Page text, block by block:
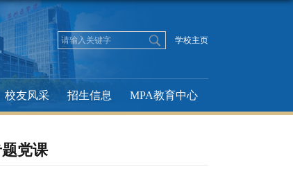
学校主页
校友风采 招生信息 MPA教育中心
党课